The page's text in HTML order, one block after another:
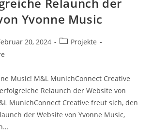
Yvonne Music
20, 2024
Projekte
Music! M&L MunichConnect Creative
Relaunch der Website von
MunichConnect Creative freut sich, den
der Website von Yvonne Music,